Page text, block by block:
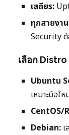
เสถียร:
ทุกสายงา
Security
เลือก Distro
Ubuntu
เหมาะมือให
CentOS/
Debian: